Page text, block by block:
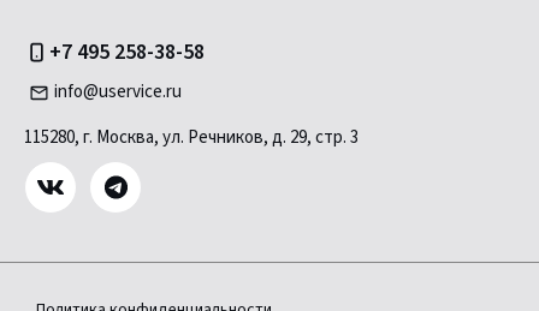
+7 495 258-38-58
info@uservice.ru
115280, г. Москва, ул. Речников, д. 29, стр. 3